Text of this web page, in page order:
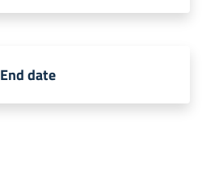
End date